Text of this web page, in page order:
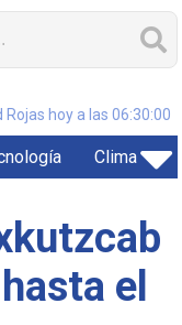
Rojas hoy a las 06:30:00
Clima
el